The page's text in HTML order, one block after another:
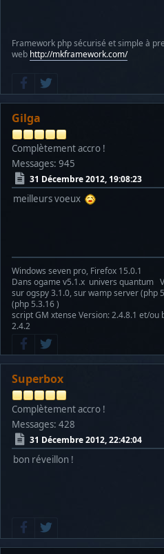
Framework php sécurisé et simple à
web http://mkframework.com/
Gilga
Complètement accro !
Messages: 945
31 Décembre 2012, 19:08:23
meilleurs voeux
Windows seven pro, Firefox 15.0.1
Dans ogame v5.1.x univers quantum
sur ogspy 3.1.0, sur wamp server (php
(php 5.3.16 )
script GM xtense Version: 2.4.8.1 et/ou
2.4.2
Superbox
Complètement accro !
Messages: 428
31 Décembre 2012, 22:42:04
bon réveillon !